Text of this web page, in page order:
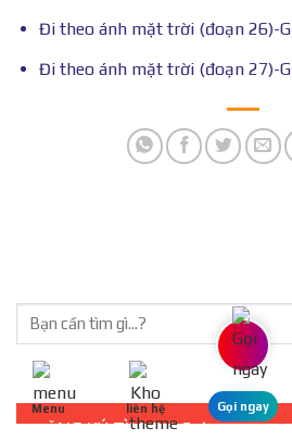
Đi theo ánh mặt trời (đoạn 26)-
Đi theo ánh mặt trời (đoạn 27)-
ĐĂNG KÝ TÌM GIA SƯ
Menu liên hệ Gọi ngay